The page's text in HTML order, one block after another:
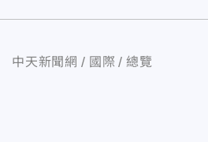
中天新聞網 國際 總覽